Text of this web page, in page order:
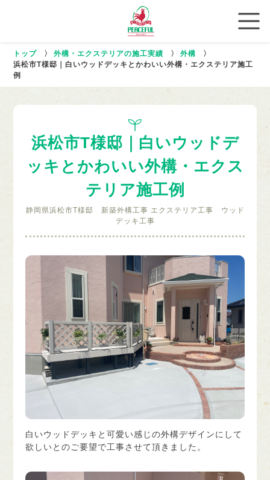
トップ 〉 外構・エクステリアの施工実績 〉 外構
〉
浜松市T様邸｜白いウッドデッキとかわいい外構・エクステリア施工
例
浜松市T様邸｜白いウッドデ
ッキとかわいい外構・エクス
テリア施工例
静岡県浜松市T様邸 新築外構工事 エクステリア工事 ウッド
デッキ工事
白いウッドデッキと可愛い感じの外構デザインにして
欲しいとのご要望で工事させて頂きました。